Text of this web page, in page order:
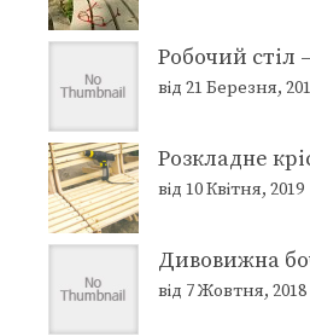
Робочий стіл
від 21 Березня,
Розкладне
від 10 Квітня, 2019
Дивовижна
від 7 Жовтня, 2018